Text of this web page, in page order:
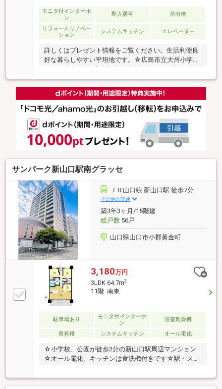
モニタ付インターホ
ン
即入居可 所有権
リフォームリノベー
ション
システムキッチン エレベーター
詳しくはプレゼント情報をご覧ください。生活利便良
好な暮らしやすい平坦地です。☆広島市立大州小学校
大州保育園まで 徒歩8分☆ローソン 広島大州四丁目
店まで 徒歩4分☆フレスタ安芸府中店まで 徒歩11
分☆Spiral Garden OHZUまで 徒歩4分☆小田歯科医
院まで 徒歩3分☆JR天神川駅まで 徒歩7分☆大州4
で 徒歩18分☆ウォンツ大州店まで 徒歩5分☆セブ
ンイレブン広島大州1丁目店まで 徒歩6分
サンパーク新山口駅南グラッセ
ＪＲ山口線 新山口駅 徒歩7分
その他の交通
築3年3ヶ月/15階建
総戸数56戸
山口県山口市小郡黄金町
3,180万円
3LDK 64.7m2
11階 南東
駐車場あり
モニタ付インターホ
ン
浴室乾燥機
所有権 システムキッチン オール電化
☆小学校、公園が徒歩2分の新山口駅周辺マンション
☆オール電化、キッチンは食洗機付きです☆駅・スー
校 徒歩2分（約130m）・小郡中学校 徒歩27分（約
2100m）・黄金公園 徒歩1分（約74m）・セブン-イ